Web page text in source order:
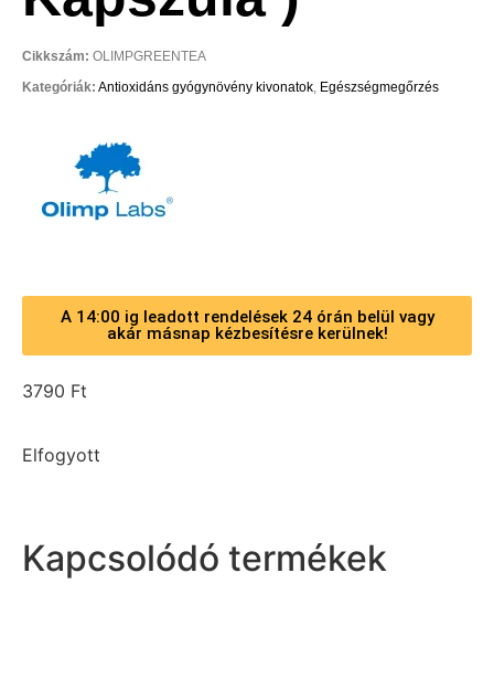
Cikkszám: OLIMPGREENTEA
Kategóriák: Antioxidáns gyógynövény kivonatok, Egészségmegőrzés
A 14:00 ig leadott rendelések 24 órán belül vagy
akár másnap kézbesítésre kerülnek!
3790 Ft
Elfogyott
Kapcsolódó termékek